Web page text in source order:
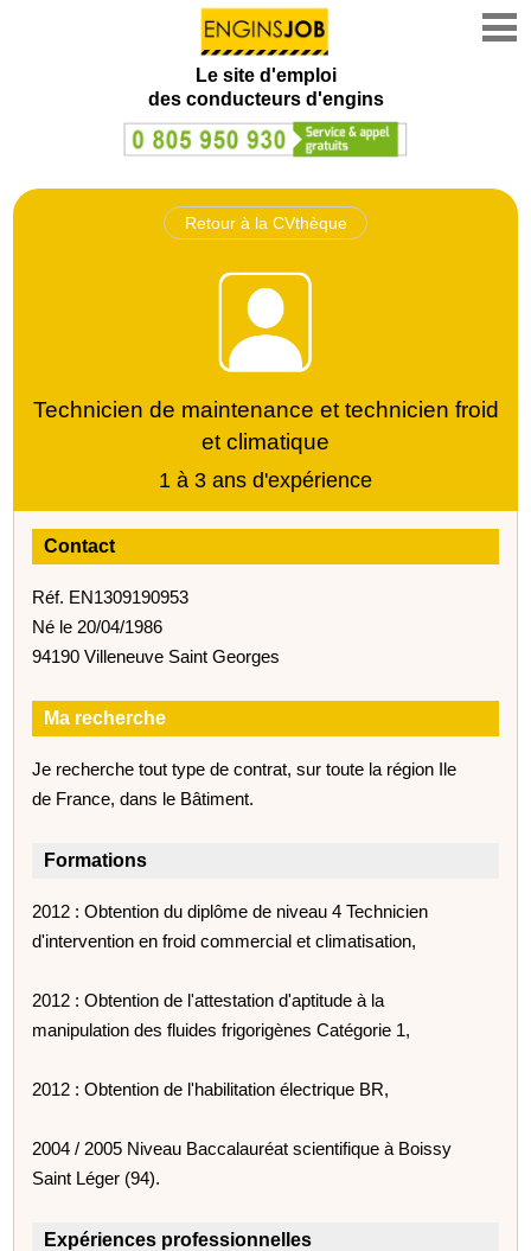
Le site d'emploi
des conducteurs d'engins
Retour à la CVthèque
Technicien de maintenance et technicien froid
et climatique
1 à 3 ans d'expérience
Contact
Réf. EN1309190953
Né le 20/04/1986
94190 Villeneuve Saint Georges
Ma recherche
Je recherche tout type de contrat, sur toute la région Ile
de France, dans le Bâtiment.
Formations
2012 : Obtention du diplôme de niveau 4 Technicien
d'intervention en froid commercial et climatisation,
2012 : Obtention de l'attestation d'aptitude à la
manipulation des fluides frigorigènes Catégorie 1,
2012 : Obtention de l'habilitation électrique BR,
2004 / 2005 Niveau Baccalauréat scientifique à Boissy
Saint Léger (94).
Expériences professionnelles